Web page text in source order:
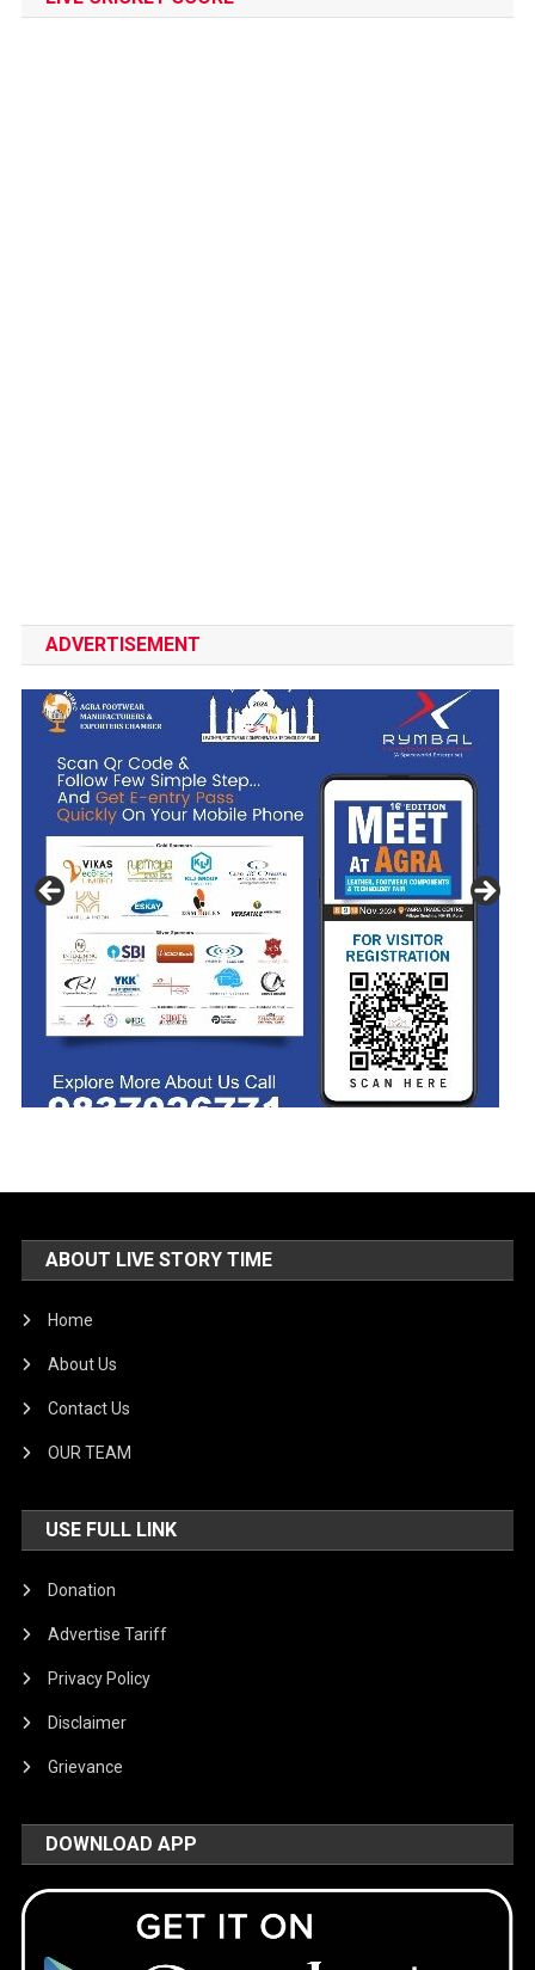
ADVERTISEMENT
ABOUT LIVE STORY TIME
Home
About Us
Contact Us
OUR TEAM
USE FULL LINK
Donation
Advertise Tariff
Privacy Policy
Disclaimer
Grievance
DOWNLOAD APP